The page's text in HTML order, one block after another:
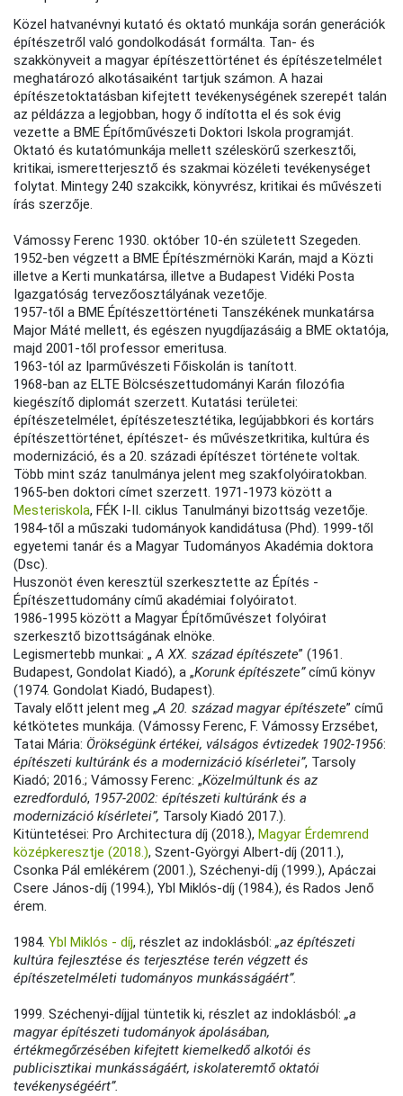
Közel hatvanévnyi kutató és oktató munkája során generációk
építészetről való gondolkodását formálta. Tan- és
szakkönyveit a magyar építészettörténet és építészetelmélet
meghatározó alkotásaiként tartjuk számon. A hazai
építészetoktatásban kifejtett tevékenységének szerepét talán
az példázza a legjobban, hogy ő indította el és sok évig
vezette a BME Építőművészeti Doktori Iskola programját.
Oktató és kutatómunkája mellett széleskörű szerkesztői,
kritikai, ismeretterjesztő és szakmai közéleti tevékenységet
folytat. Mintegy 240 szakcikk, könyvrész, kritikai és művészeti
írás szerzője.
Vámossy Ferenc 1930. október 10-én született Szegeden.
1952-ben végzett a BME Építészmérnöki Karán, majd a Közti
illetve a Kerti munkatársa, illetve a Budapest Vidéki Posta
Igazgatóság tervezőosztályának vezetője.
1957-től a BME Építészettörténeti Tanszékének munkatársa
Major Máté mellett, és egészen nyugdíjazásáig a BME oktatója,
majd 2001-től professor emeritusa.
1963-tól az Iparművészeti Főiskolán is tanított.
1968-ban az ELTE Bölcsészettudományi Karán filozófia
kiegészítő diplomát szerzett. Kutatási területei:
építészetelmélet, építészetesztétika, legújabbkori és kortárs
építészettörténet, építészet- és művészetkritika, kultúra és
modernizáció, és a 20. századi építészet története voltak.
Több mint száz tanulmánya jelent meg szakfolyóiratokban.
1965-ben doktori címet szerzett. 1971-1973 között a
Mesteriskola, FÉK I-II. ciklus Tanulmányi bizottság vezetője.
1984-től a műszaki tudományok kandidátusa (Phd). 1999-től
egyetemi tanár és a Magyar Tudományos Akadémia doktora
(Dsc).
Huszonöt éven keresztül szerkesztette az Építés -
Építészettudomány című akadémiai folyóiratot.
1986-1995 között a Magyar Építőművészet folyóirat
szerkesztő bizottságának elnöke.
Legismertebb munkai: „A XX. század építészete” (1961.
Budapest, Gondolat Kiadó), a „Korunk építészete”című könyv
(1974. Gondolat Kiadó, Budapest).
Tavaly előtt jelent meg „A 20. század magyar építészete” című
kétkötetes munkája. (Vámossy Ferenc, F. Vámossy Erzsébet,
Tatai Mária: Örökségünk értékei, válságos évtizedek 1902-1956:
építészeti kultúránk és a modernizáció kísérletei”, Tarsoly
Kiadó; 2016.; Vámossy Ferenc: „Közelmúltunk és az
ezredforduló, 1957-2002: építészeti kultúránk és a
modernizáció kísérletei”, Tarsoly Kiadó 2017.).
Kitüntetései: Pro Architectura díj (2018.),Magyar Érdemrend
középkeresztje (2018.), Szent-Györgyi Albert-díj (2011.),
Csonka Pál emlékérem (2001.), Széchenyi-díj (1999.), Apáczai
Csere János-díj (1994.), Ybl Miklós-díj (1984.), és Rados Jenő
érem.
1984.Ybl Miklós - díj, részlet az indoklásból:„az építészeti
kultúra fejlesztése és terjesztése terén végzett és
építészetelméleti tudományos munkásságáért”.
1999. Széchenyi-díjjal tüntetik ki, részlet az indoklásból:„a
magyar építészeti tudományok ápolásában,
értékmegőrzésében kifejtett kiemelkedő alkotói és
publicisztikai munkásságáért, iskolateremtő oktatói
tevékenységéért”.